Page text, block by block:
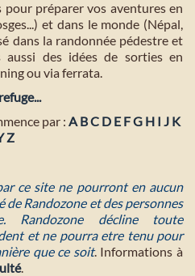
préparer vos aventures en
et dans le monde (Népal,
dans la randonnée pédestre et
des idées de sorties en
ou via ferrata.
par : A BC D E FG H I J K
Z
ce site ne pourront en aucun
de Randozone et des personnes
Randozone décline toute
et ne pourra etre tenu pour
que ce soit. Informations à
.